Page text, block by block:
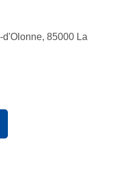
85000 La